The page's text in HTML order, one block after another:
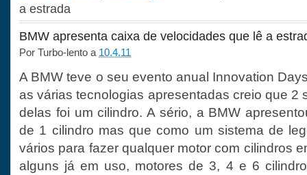
a estrada
BMW apresenta caixa de velocidades que lê a
Por Turbo-lento a 10.4.11
A BMW teve o seu evento anual Innovation
as várias tecnologias apresentadas creio que 2
delas foi um cilindro. A sério, a BMW
de 1 cilindro mas que como um sistema de
vários para fazer qualquer motor com cilindros
alguns já em uso, motores de 3, 4 e 6